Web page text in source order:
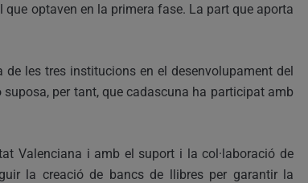
optaven en la primera fase. La part que aporta
les tres institucions en el desenvolupament del
per tant, que cadascuna ha participat amb
Valenciana i amb el suport i la col·laboració de
la creació de bancs de llibres per garantir la